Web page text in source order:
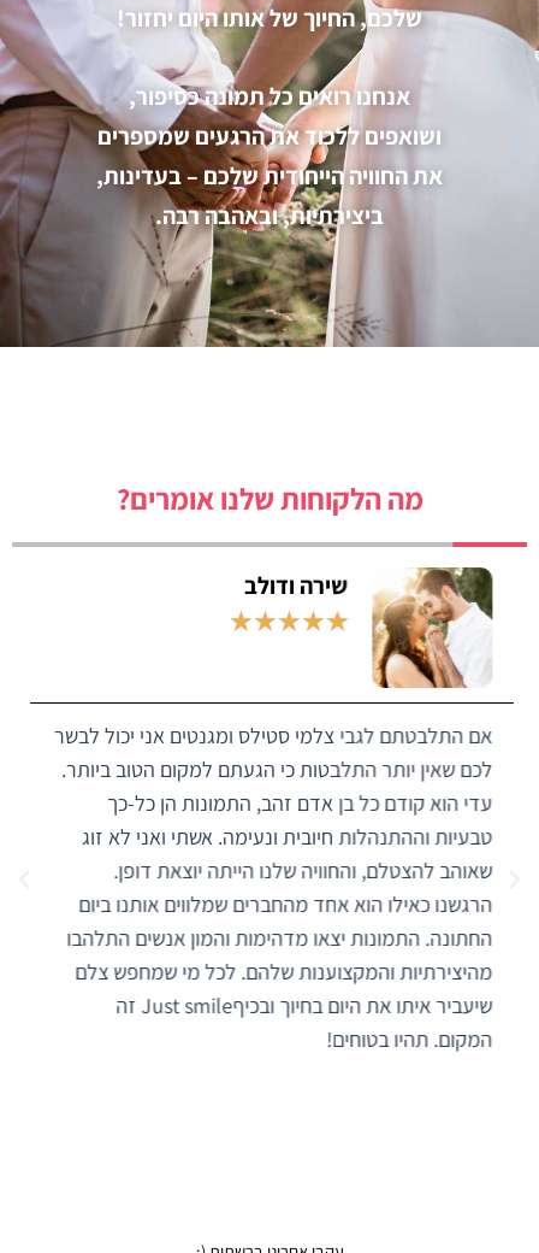
שלכם, החיוך של אותו היום יחזור!
אנחנו רואים כל תמונה כסיפור,
ושואפים ללכוד את הרגעים שמספרים
את החוויה הייחודית שלכם – בעדינות,
ביצירתיות, ובאהבה רבה.
מה הלקוחות שלנו אומרים?
נועה וישי
★
★
★
★
★
עם לב טוב וחיוך שובה לב, מתחילת יצירת הקשר איתם
היו זמינים, קשובים, אחראיים ומקצועיים. נתנו מענה
לכל שאלה ובקשה. במהלך החתונה הגיעו בזמן וניהלו
את הזמנים מצויין, כל החברים והמשפחה עפו עליהם
והכל בחיוך והרבה אהבה. באמת מורגש שהם שמים את
כל הלב שלהם בעבודה ובאו באנרגיות שיא, הרימו וגרמו
לנו להרגיש הכי בנוח בעולם אפילו שאנחנו זוג שלא
אוהב מצלמות במיוחד.. זרמו עם הרעיונות שלנו ועדי
היה ממש נינג'ה שמצא כל כך הרבה זוויות צילום לא
טיפוסיות כדי להוציא תמונות מושלמות! אין שאלה בכלל